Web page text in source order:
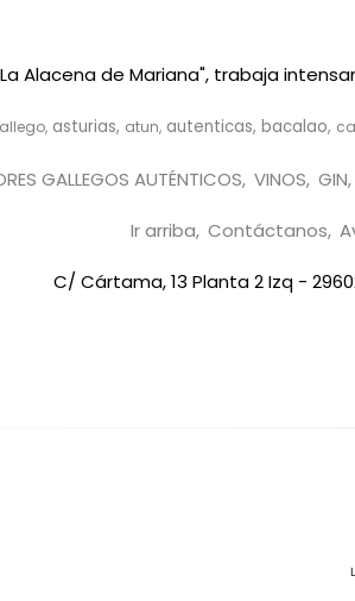
Alacena de Mariana", trabaja
asturias atun autenticas bacalao
GALLEGOS AUTÉNTICOS VINOS GIN
Ir arriba Contáctanos
C/ Cártama, 13 Planta 2 Izq -